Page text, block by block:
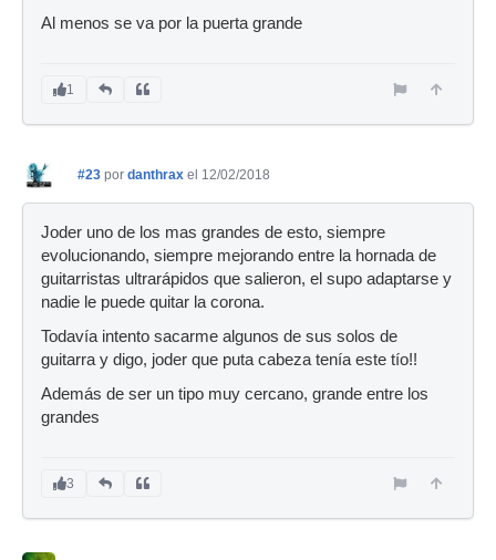
Al menos se va por la puerta grande
1
#23 por danthrax el 12/02/2018
Joder uno de los mas grandes de esto, siempre
evolucionando, siempre mejorando entre la hornada de
guitarristas ultrarápidos que salieron, el supo adaptarse y
nadie le puede quitar la corona.
Todavía intento sacarme algunos de sus solos de
guitarra y digo, joder que puta cabeza tenía este tío!!
Además de ser un tipo muy cercano, grande entre los
grandes
3